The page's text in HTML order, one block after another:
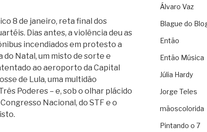
8 de janeiro, reta final dos
Dias antes, a violência deu as
incendiados em protesto a
do Natal, um misto de sorte e
ao aeroporto da Capital
de Lula, uma multidão
Poderes – e, sob o olhar plácido
Nacional, do STF e o
Álvaro Vaz
Blague do
Então
Então Música
Júlia Hardy
Jorge Teles
mãoscolorida
Pintando o 7